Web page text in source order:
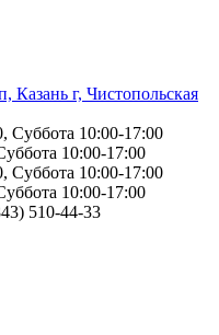
Казань г, Чистопольская
10:00-17:00
10:00-17:00
510-44-33